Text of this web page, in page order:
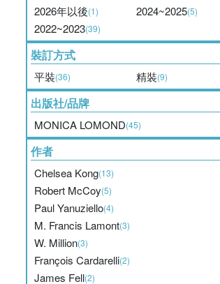
2026年以後(1) 2024~2025(5)
2022~2023(39)
裝訂方式
平裝(36) 精裝(9)
出版社/品牌
MONICA LOMOND(45)
作者
Chelsea Kong(13)
Robert McCoy(5)
Paul Yanuziello(4)
M. Francis Lamont(3)
W. Million(3)
François Cardarelli(2)
James Fell(2)